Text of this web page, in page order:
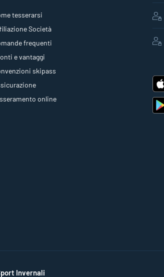
tesserarsi
Società
frequenti
e vantaggi
skipass
online
Invernali